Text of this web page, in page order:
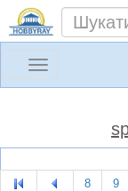
Toggle
8 9